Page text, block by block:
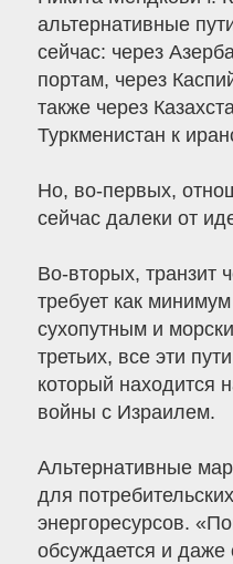
альтернативные
сейчас: через
портам, через
также через
Туркменистан к
Но, во-первых,
сейчас далеки от
Во-вторых, транзит
требует как
сухопутным и
третьих, все эти
который находится
войны с Израилем.
Альтернативные
для
энергоресурсов.
обсуждается и даже